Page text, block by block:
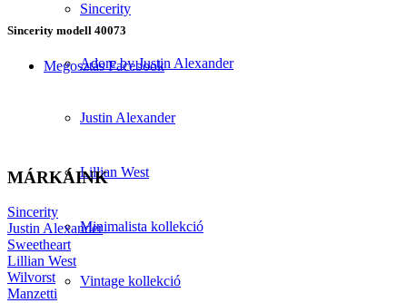
Sincerity
Adore by Justin Alexander
Justin Alexander
Lillian West
Minimalista kollekció
Vintage kollekció
Sincerity modell 40073
Megosztás Facebook
MÁRKÁINK
Sincerity
Justin Alexander
Sweetheart
Lillian West
Wilvorst
Manzetti